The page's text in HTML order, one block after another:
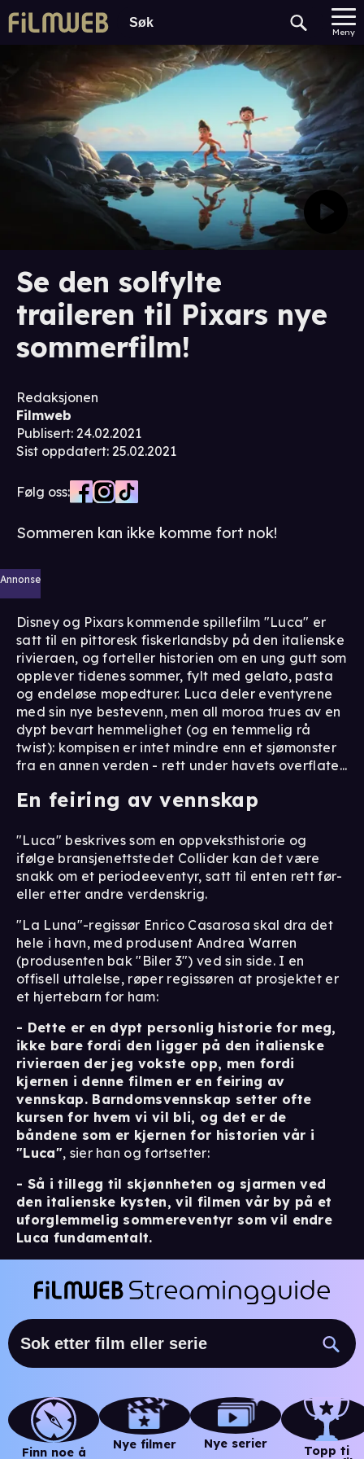
Meny
Se den solfylte
traileren til Pixars nye
sommerfilm!
Redaksjonen
Filmweb
Publisert: 24.02.2021
Sist oppdatert: 25.02.2021
Følg oss:
Sommeren kan ikke komme fort nok!
Annonse
Disney og Pixars kommende spillefilm "Luca" er
satt til en pittoresk fiskerlandsby på den italienske
rivieraen, og forteller historien om en ung gutt som
opplever tidenes sommer, fylt med gelato, pasta
og endeløse mopedturer. Luca deler eventyrene
med sin nye bestevenn, men all moroa trues av en
dypt bevart hemmelighet (og en temmelig rå
twist): kompisen er intet mindre enn et sjømonster
fra en annen verden - rett under havets overflate...
En feiring av vennskap
"Luca" beskrives som en oppveksthistorie og
ifølge bransjenettstedet Collider kan det være
snakk om et periodeeventyr, satt til enten rett før-
eller etter andre verdenskrig.
"La Luna"-regissør Enrico Casarosa skal dra det
hele i havn, med produsent Andrea Warren
(produsenten bak "Biler 3") ved sin side. I en
offisell uttalelse, røper regissøren at prosjektet er
et hjertebarn for ham:
- Dette er en dypt personlig historie for meg,
ikke bare fordi den ligger på den italienske
rivieraen der jeg vokste opp, men fordi
kjernen i denne filmen er en feiring av
vennskap. Barndomsvennskap setter ofte
kursen for hvem vi vil bli, og det er de
båndene som er kjernen for historien vår i
"Luca", sier han og fortsetter:
- Så i tillegg til skjønnheten og sjarmen ved
den italienske kysten, vil filmen vår by på et
uforglemmelig sommereventyr som vil endre
Luca fundamentalt.
Finn noe å
Nye filmer Nye serier
Topp ti